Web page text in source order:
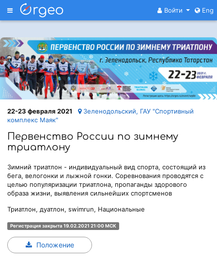
Меню Войти Eng
22-23 февраля 2021
Зеленодольский, ГАУ "Спортивный
комплекс Маяк"
Первенство России по зимнему
триатлону
Зимний триатлон - индивидуальный вид спорта, состоящий из
бега, велогонки и лыжной гонки. Соревнования проводятся с
целью популяризации триатлона, пропаганды здорового
образа жизни, выявления сильнейших спортсменов
Триатлон, дуатлон, swimrun, Национальные
Регистрация закрыта 19.02.2021 21:00 МСК
Положение